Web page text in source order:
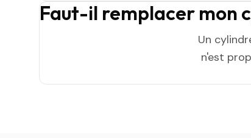
Faut-il remplacer mon
Un
n'est